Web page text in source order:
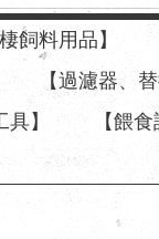
飼料用品】
【過濾器、
】 【餵食